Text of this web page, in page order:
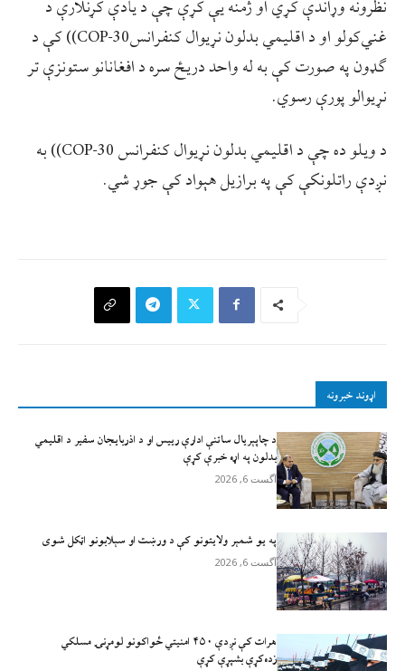
نظرونه وړاندې کړي او ژمنه یې کړې چې د یادې کړنلارې د
غني‌کولو او د اقلیمي بدلون نړیوال کنفرانسCOP-30)) کې د
ګډون په صورت کې به له واحد دریځ سره د افغانانو ستونزې تر
نړیوالو پورې رسوي.
د ویلو ده چې د اقلیمي بدلون نړیوال کنفرانس COP-30)) به
نږدې راتلونکې کې په برازیل هېواد کې جوړ شي.
اړوند خبرونه
د چاپېریال ساتنې ادارې رییس او د اذربایجان سفیر د اقلیمي
بدلون په اړه خبرې کړې
آگست 6, 2026
په یو شمېر ولایتونو کې د ورښت او سېلابونو اټکل شوی
آگست 6, 2026
هرات کې نږدې ۴۵۰ امنيتي ځواکونو لومړنۍ مسلکي
زده‌کړې بشپړې کړې